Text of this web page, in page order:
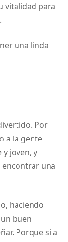
vitalidad para
una linda
Por
a la gente
joven, y
encontrar una
haciendo
buen
Porque si a